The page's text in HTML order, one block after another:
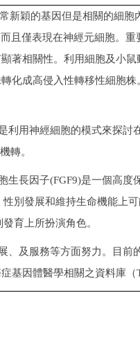
新穎的基因但是相關的細胞
且僅表現在神經元細胞。重
著相關性。利用細胞及小鼠
化成高侵入性轉移性細胞株
利用神經細胞的模式來探討
轉。
生長因子(FGF9)是一個高度
別發展和維持生命機能上
育上所扮演角色。
、及服務等方面努力。目前
基因體醫學相關之資料庫（